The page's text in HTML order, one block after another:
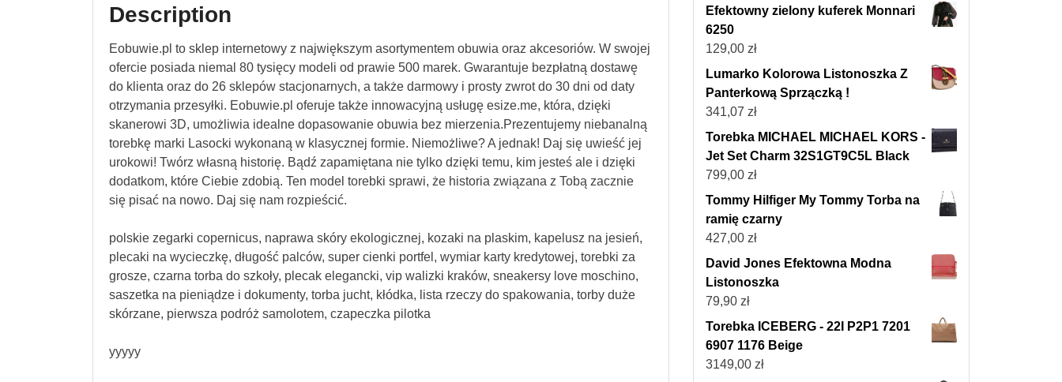
Description
Eobuwie.pl to sklep internetowy z największym asortymentem obuwia oraz akcesoriów. W swojej
ofercie posiada niemal 80 tysięcy modeli od prawie 500 marek. Gwarantuje bezpłatną dostawę
do klienta oraz do 26 sklepów stacjonarnych, a także darmowy i prosty zwrot do 30 dni od daty
otrzymania przesyłki. Eobuwie.pl oferuje także innowacyjną usługę esize.me, która, dzięki
skanerowi 3D, umożliwia idealne dopasowanie obuwia bez mierzenia.Prezentujemy niebanalną
torebkę marki Lasocki wykonaną w klasycznej formie. Niemożliwe? A jednak! Daj się uwieść jej
urokowi! Twórz własną historię. Bądź zapamiętana nie tylko dzięki temu, kim jesteś ale i dzięki
dodatkom, które Ciebie zdobią. Ten model torebki sprawi, że historia związana z Tobą zacznie
się pisać na nowo. Daj się nam rozpieścić.
polskie zegarki copernicus, naprawa skóry ekologicznej, kozaki na plaskim, kapelusz na jesień,
plecaki na wycieczkę, długość palców, super cienki portfel, wymiar karty kredytowej, torebki za
grosze, czarna torba do szkoły, plecak elegancki, vip walizki kraków, sneakersy love moschino,
saszetka na pieniądze i dokumenty, torba jucht, kłódka, lista rzeczy do spakowania, torby duże
skórzane, pierwsza podróż samolotem, czapeczka pilotka
yyyyy
Efektowny zielony kuferek Monnari
6250
129,00 zł
Lumarko Kolorowa Listonoszka Z
Panterkową Sprzączką !
341,07 zł
Torebka MICHAEL MICHAEL KORS -
Jet Set Charm 32S1GT9C5L Black
799,00 zł
Tommy Hilfiger My Tommy Torba na
ramię czarny
427,00 zł
David Jones Efektowna Modna
Listonoszka
79,90 zł
Torebka ICEBERG - 22I P2P1 7201
6907 1176 Beige
3149,00 zł